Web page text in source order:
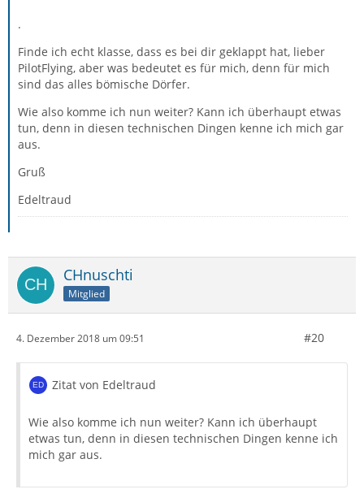
.
Finde ich echt klasse, dass es bei dir geklappt hat, lieber
PilotFlying, aber was bedeutet es für mich, denn für mich
sind das alles bömische Dörfer.
Wie also komme ich nun weiter? Kann ich überhaupt etwas
tun, denn in diesen technischen Dingen kenne ich mich gar
aus.
Gruß
Edeltraud
CHnuschti
Mitglied
4. Dezember 2018 um 09:51 #20
Zitat von Edeltraud
Wie also komme ich nun weiter? Kann ich überhaupt
etwas tun, denn in diesen technischen Dingen kenne ich
mich gar aus.